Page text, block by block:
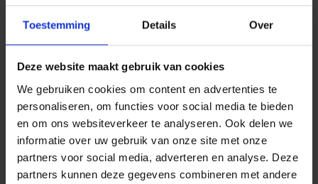
Toestemming Details Over
Deze website maakt gebruik van cookies
We gebruiken cookies om content en advertenties te
personaliseren, om functies voor social media te bieden
en om ons websiteverkeer te analyseren. Ook delen we
informatie over uw gebruik van onze site met onze
partners voor social media, adverteren en analyse. Deze
partners kunnen deze gegevens combineren met andere